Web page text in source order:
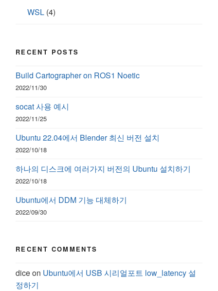
WSL (4)
RECENT POSTS
Build Cartographer on ROS1 Noetic
2022/11/30
socat 사용 예시
2022/11/25
Ubuntu 22.04에서 Blender 최신 버전 설치
2022/10/18
하나의 디스크에 여러가지 버전의 Ubuntu 설치하기
2022/10/18
Ubuntu에서 DDM 기능 대체하기
2022/09/30
RECENT COMMENTS
diceon Ubuntu에서 USB 시리얼포트 low_latency 설
정하기